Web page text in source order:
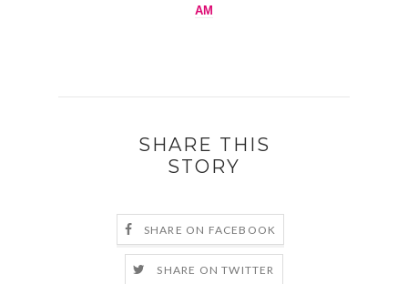
AM
SHARE THIS
STORY
SHARE ON FACEBOOK
SHARE ON TWITTER